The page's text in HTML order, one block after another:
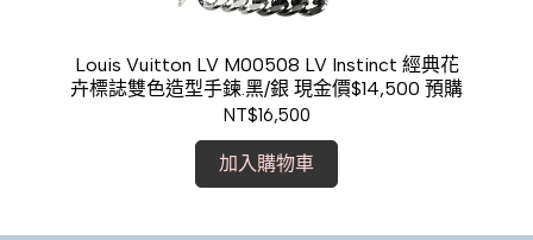
Louis Vuitton LV M00508 LV Instinct 經典花
卉標誌雙色造型手鍊.黑/銀 現金價$14,500 預購
NT$16,500
加入購物車